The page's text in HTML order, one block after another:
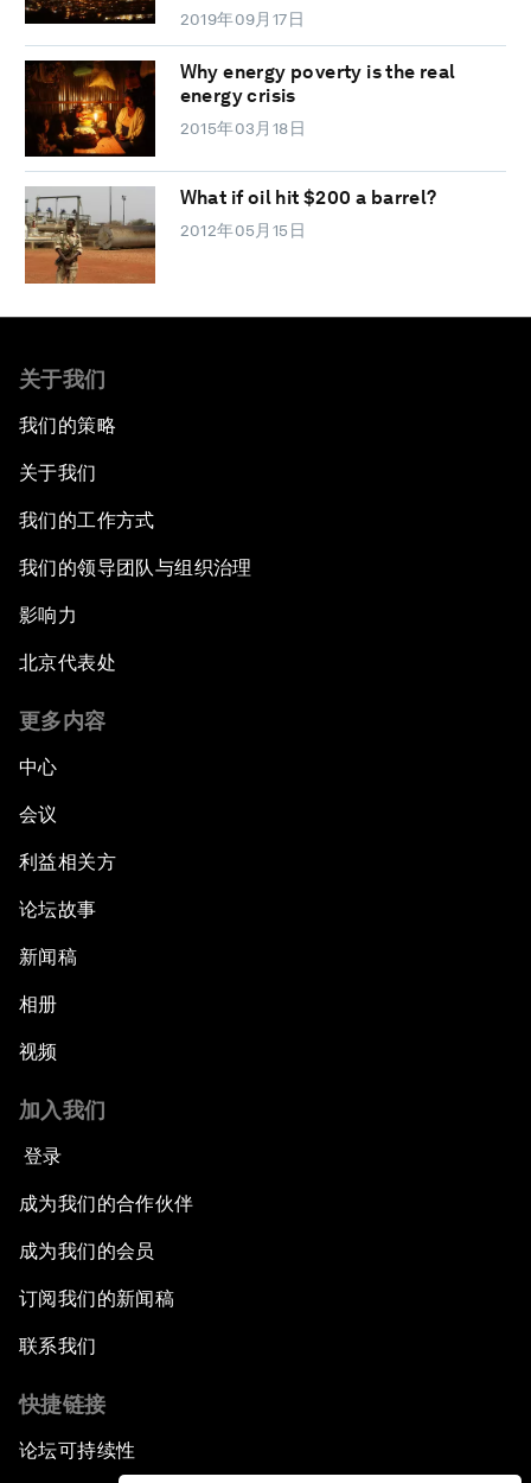
2019年09月17日
Why energy poverty is the real
energy crisis
2015年03月18日
What if oil hit $200 a barrel?
2012年05月15日
关于我们
我们的策略
关于我们
我们的工作方式
我们的领导团队与组织治理
影响力
北京代表处
更多内容
中心
会议
利益相关方
论坛故事
新闻稿
相册
视频
加入我们
登录
成为我们的合作伙伴
成为我们的会员
订阅我们的新闻稿
联系我们
快捷链接
论坛可持续性